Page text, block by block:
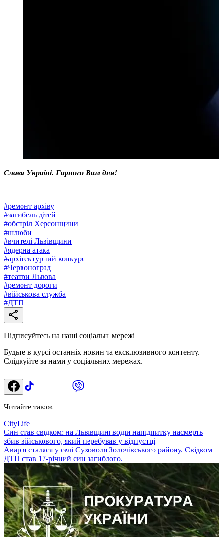
Слава Україні. Гарного Вам дня!
#ремонт архіву
#загибель дітей
#обстріл Херсонщини
#шлюби
#вчителі Львівщини
#ядерна атака
#архітектурний конкурс
#Червоноград
#театри Львова
#ремонт дороги
#військова служба
#ДТП
Підписуйтесь на наші соціальні мережі
Будьте в курсі останніх новин та ексклюзивного контенту.
Слідкуйте за нами у соціальних мережах.
Читайте також
CityLife
Син став свідком: на Львівщині водій напідпитку насмерть
збив військового, який перебував у відпустці
Аварія сталася у селі Суховоля Золочівського району. Свідком
ДТП став 17-річний син загиблого.